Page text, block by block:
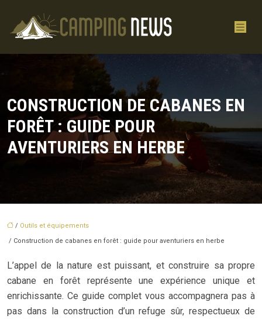
CONSTRUCTION DE CABANES EN
FORÊT : GUIDE POUR
AVENTURIERS EN HERBE
/ Outils et équipements
/ Construction de cabanes en forêt : guide pour aventuriers en herbe
L’appel de la nature est puissant, et construire sa propre
cabane en forêt représente une expérience unique et
enrichissante. Ce guide complet vous accompagnera pas à
pas dans la construction d’un refuge sûr, respectueux de